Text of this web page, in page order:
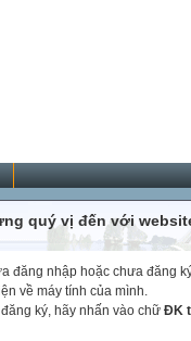
quý vị đến với
đăng nhập hoặc chưa đăng
về máy tính của mình.
ký, hãy nhấn vào chữ ĐK